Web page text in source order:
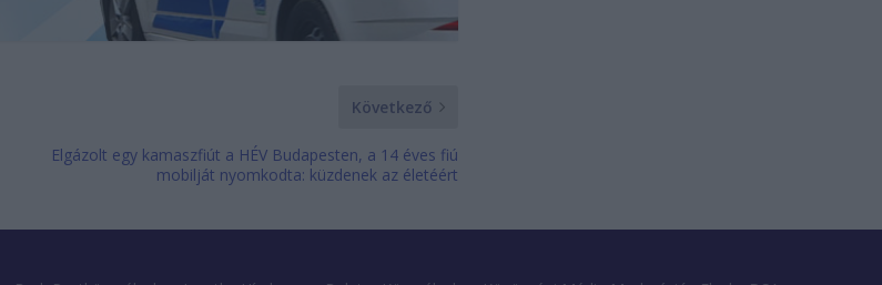
Következő
Elgázolt egy kamaszfiút a HÉV Budapesten, a 14 éves fiú
mobilját nyomkodta: küzdenek az életéért